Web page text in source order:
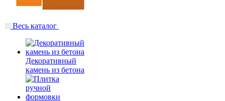
Весь каталог
Декоративный
камень из бетона